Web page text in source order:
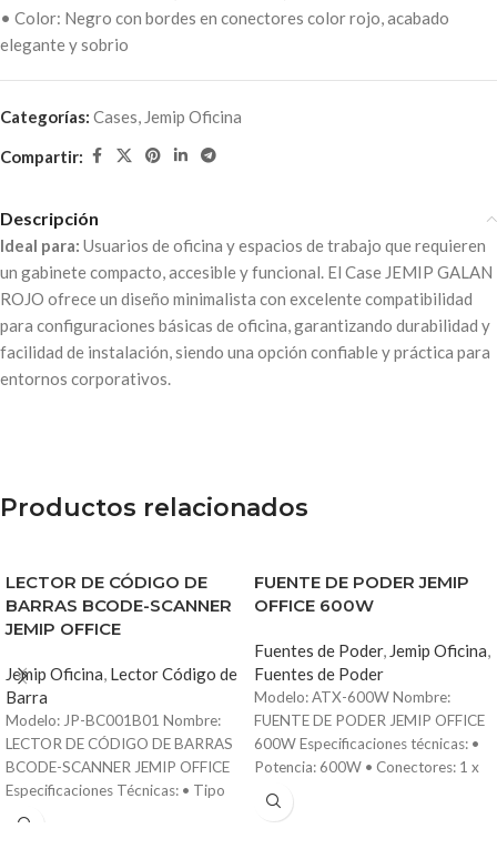
• Color: Negro con bordes en conectores color rojo, acabado
elegante y sobrio
Categorías: Cases, Jemip Oficina
Compartir:
Descripción
Ideal para: Usuarios de oficina y espacios de trabajo que requieren
un gabinete compacto, accesible y funcional. El Case JEMIP GALAN
ROJO ofrece un diseño minimalista con excelente compatibilidad
para configuraciones básicas de oficina, garantizando durabilidad y
facilidad de instalación, siendo una opción confiable y práctica para
entornos corporativos.
Productos relacionados
LECTOR DE CÓDIGO DE
BARRAS BCODE-SCANNER
JEMIP OFFICE
Jemip Oficina, Lector Código de
Barra
Modelo: JP-BC001B01 Nombre:
LECTOR DE CÓDIGO DE BARRAS
BCODE-SCANNER JEMIP OFFICE
Especificaciones Técnicas: • Tipo
de lector: 1D/2D con imagen CMOS
FUENTE DE PODER JEMIP
OFFICE 600W
Fuentes de Poder, Jemip Oficina,
Fuentes de Poder
Modelo: ATX-600W Nombre:
FUENTE DE PODER JEMIP OFFICE
600W Especificaciones técnicas: •
Potencia: 600W • Conectores: 1 x
24-Pin (conector principal para
placa base) 2 x SATA (para discos